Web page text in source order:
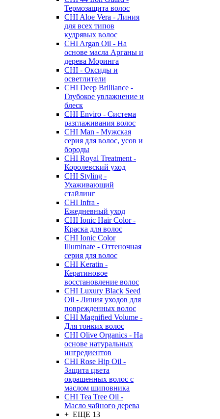
Термозащита волос
CHI Aloe Vera - Линия
для всех типов
кудрявых волос
CHI Argan Oil - На
основе масла Арганы и
дерева Моринга
CHI - Оксиды и
осветлители
CHI Deep Brilliance -
Глубокое увлажнение и
блеск
CHI Enviro - Система
разглаживания волос
CHI Man - Мужская
серия для волос, усов и
бороды
CHI Royal Treatment -
Королевский уход
CHI Styling -
Ухаживающий
стайлинг
CHI Infra -
Ежедневный уход
CHI Ionic Hair Color -
Краска для волос
CHI Ionic Color
Illuminate - Оттеночная
серия для волос
CHI Keratin -
Кератиновое
восстановление волос
CHI Luxury Black Seed
Oil - Линия уходов для
поврежденных волос
CHI Magnified Volume -
Для тонких волос
CHI Olive Organics - На
основе натуральных
ингредиентов
CHI Rose Hip Oil -
Защита цвета
окрашенных волос с
маслом шиповника
CHI Tea Tree Oil -
Масло чайного дерева
+ ЕЩЕ 13